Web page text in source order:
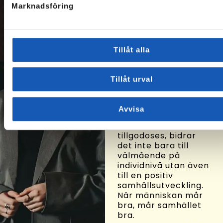
Marknadsföring
Tillåt alla
Tillåt urval
Avvisa
arbetsterapeuter,
hälsovetare och
beteendevetare som
eftersträvar att
skapa goda
förutsättningar för
människor att få ett
långsiktigt och
hälsosamt arbetsliv.
När dessa
tillgodoses, bidrar
det inte bara till
välmående på
individnivå utan även
till en positiv
samhällsutveckling.
När människan mår
bra, mår samhället
bra.